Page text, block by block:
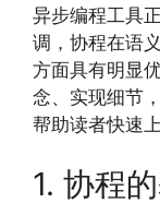
异步编程工具
调，协程在语
方面具有明显
念、实现细节
帮助读者快速上
1. 协程